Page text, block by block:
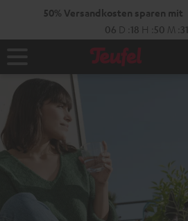
50% Versandkosten sparen mit
06 D 18 H 50 M 30
Startseite